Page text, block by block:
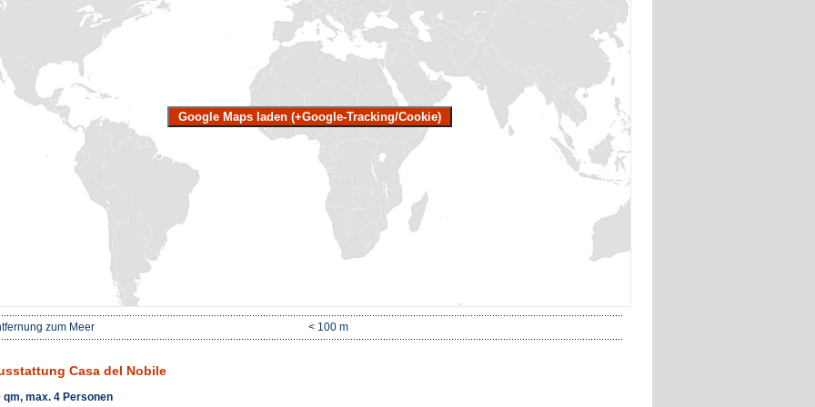
Google Maps laden (+Google-Tracking/Cookie)
zum Meer < 100 m
Casa del Nobile
qm, max. 4 Personen